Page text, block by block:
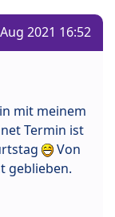
2021 16:52
mit meinem
Termin ist
Von
geblieben.